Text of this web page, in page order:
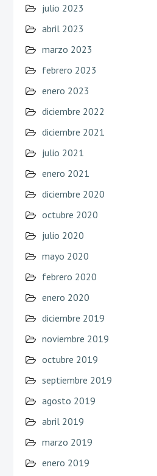
julio 2023
abril 2023
marzo 2023
febrero 2023
enero 2023
diciembre 2022
diciembre 2021
julio 2021
enero 2021
diciembre 2020
octubre 2020
julio 2020
mayo 2020
febrero 2020
enero 2020
diciembre 2019
noviembre 2019
octubre 2019
septiembre 2019
agosto 2019
abril 2019
marzo 2019
enero 2019